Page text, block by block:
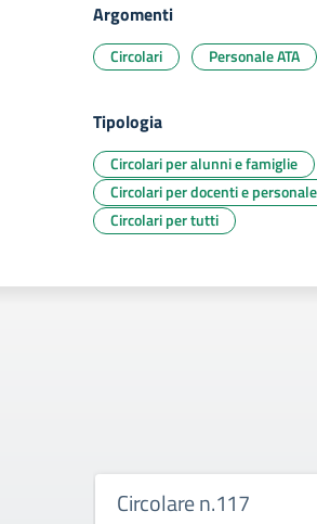
Argomenti
Circolari Personale ATA
Tipologia
Circolari per alunni e famiglie
Circolari per docenti e personale
Circolari per tutti
Circolare n.117